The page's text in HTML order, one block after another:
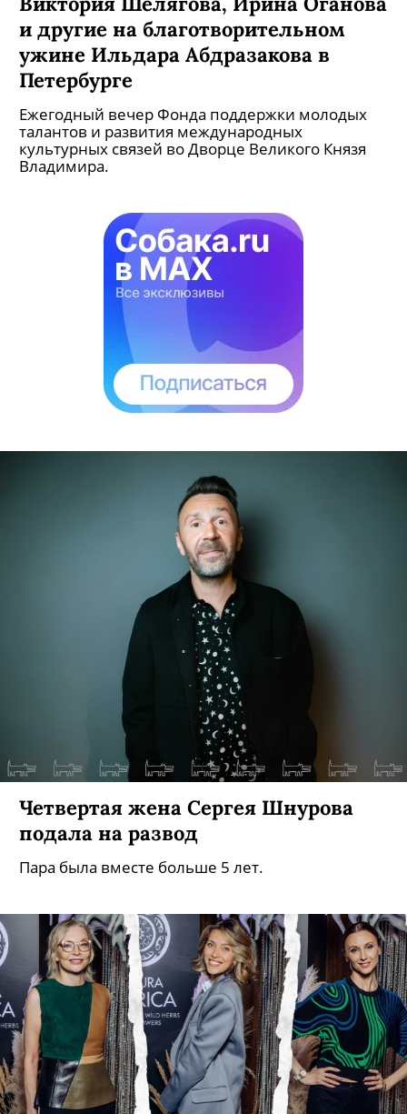
и другие на благотворительном
ужине Ильдара Абдразакова в
Петербурге
Ежегодный вечер Фонда поддержки молодых
талантов и развития международных
культурных связей во Дворце Великого Князя
Владимира.
Четвертая жена Сергея Шнурова
подала на развод
Пара была вместе больше 5 лет.